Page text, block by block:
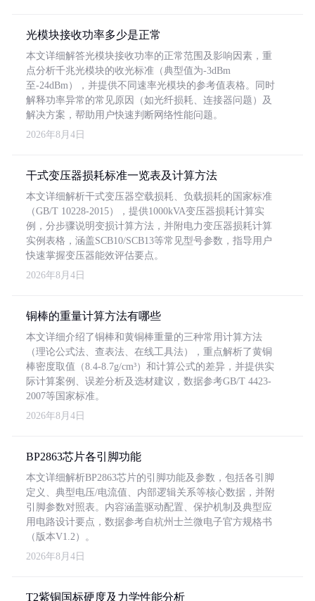
光模块接收功率多少是正常
本文详细解答光模块接收功率的正常范围及影响因素，重
点分析千兆光模块的收光标准（典型值为-3dBm
至-24dBm），并提供不同速率光模块的参考值表格。同时
解释功率异常的常见原因（如光纤损耗、连接器问题）及
解决方案，帮助用户快速判断网络性能问题。
2026年8月4日
干式变压器损耗标准一览表及计算方法
本文详细解析干式变压器空载损耗、负载损耗的国家标准
（GB/T 10228-2015），提供1000kVA变压器损耗计算实
例，分步骤说明变损计算方法，并附电力变压器损耗计算
实例表格，涵盖SCB10/SCB13等常见型号参数，指导用户
快速掌握变压器能效评估要点。
2026年8月4日
铜棒的重量计算方法有哪些
本文详细介绍了铜棒和黄铜棒重量的三种常用计算方法
（理论公式法、查表法、在线工具法），重点解析了黄铜
棒密度取值（8.4-8.7g/cm³）和计算公式的差异，并提供实
际计算案例、误差分析及选材建议，数据参考GB/T 4423-
2007等国家标准。
2026年8月4日
BP2863芯片各引脚功能
本文详细解析BP2863芯片的引脚功能及参数，包括各引脚
定义、典型电压/电流值、内部逻辑关系等核心数据，并附
引脚参数对照表。内容涵盖驱动配置、保护机制及典型应
用电路设计要点，数据参考自杭州士兰微电子官方规格书
（版本V1.2）。
2026年8月4日
T2紫铜国标硬度及力学性能分析